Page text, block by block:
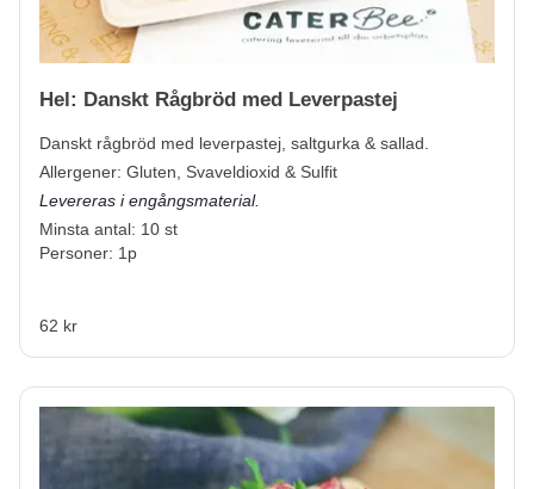
Hel: Danskt Rågbröd med Leverpastej
Danskt rågbröd med leverpastej, saltgurka & sallad.
Allergener: Gluten, Svaveldioxid & Sulfit
Levereras i engångsmaterial.
Minsta antal: 10 st
Personer: 1p
62 kr